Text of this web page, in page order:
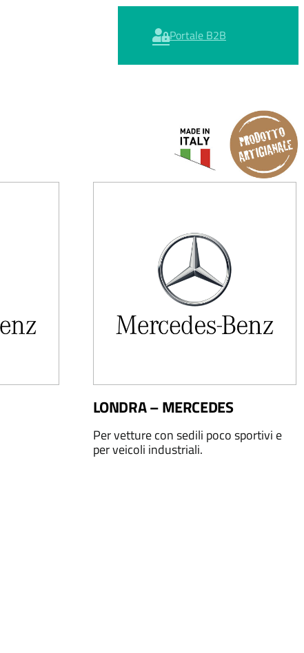
Portale B2B
LONDRA – MERCEDES
Per vetture con sedili poco sportivi e
per veicoli industriali.